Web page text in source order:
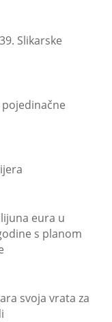
Slikarske
eura u
s planom
svoja vrata za